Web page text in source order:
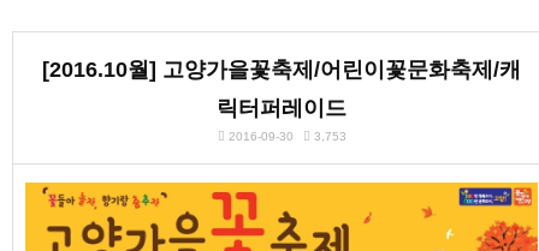
[2016.10월] 고양가을꽃축제/어린이꽃문화축제/캐
릭터퍼레이드
2016-09-30 3,753